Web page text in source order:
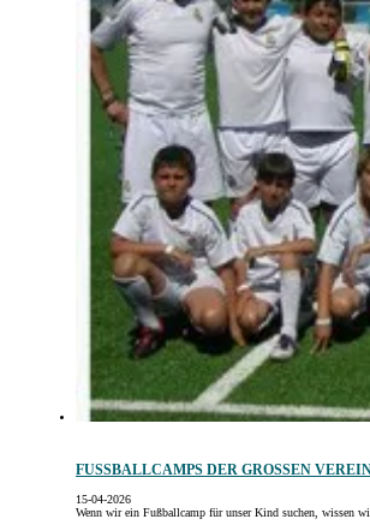
FUSSBALLCAMPS DER GROSSEN
15-04-2026
Wenn wir ein Fußballcamp für unser Kind suchen, wissen